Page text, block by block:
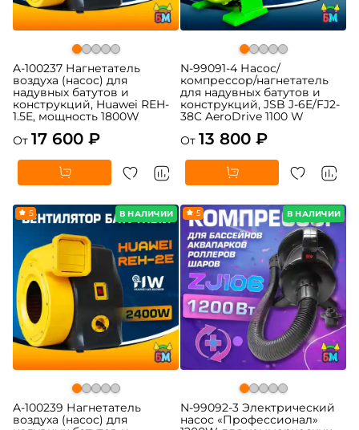
A-100237 Нагнетатель
воздуха (насос) для
надувных батутов и
конструкций, Huawei REH-
1.5E, мощность 1800W
От 17 600 ₽
N-99091-4 Насос/
компрессор/нагнетатель
для надувных батутов и
конструкций, JSB J-6E/FJ2-
38C AeroDrive 1100 W
От 13 800 ₽
В НАЛИЧИИ
5
A-100239 Нагнетатель
воздуха (насос) для
В НАЛИЧИИ
5
N-99092-3 Электрический
насос «Профессионал»